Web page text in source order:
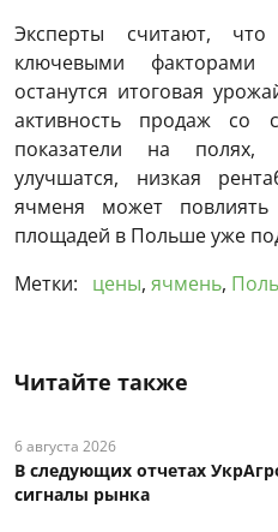
Эксперты считают,
ключевыми
останутся итоговая
активность продаж со
показатели на
улучшатся, низкая
ячменя может повлиять
площадей в Польше уже
Метки:
цены, ячмень,
Читайте также
6 августа 2026
В следующих отчетах
сигналы рынка